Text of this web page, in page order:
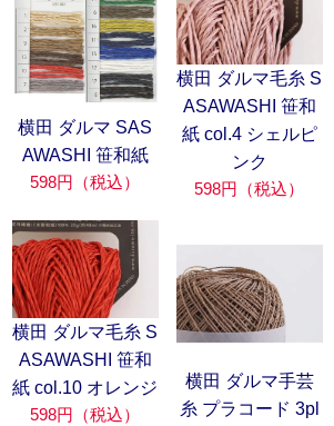
横田 ダルマ SAS
AWASHI 笹和紙
598円（税込）
横田 ダルマ毛糸 S
ASAWASHI 笹和
紙 col.4 シェルピ
ンク
598円（税込）
横田 ダルマ毛糸 S
ASAWASHI 笹和
紙 col.10 オレンジ
598円（税込）
横田 ダルマ手芸
糸 プラコード 3pl